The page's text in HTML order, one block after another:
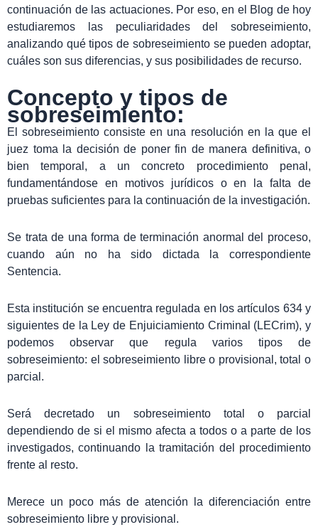
continuación de las actuaciones. Por eso, en el Blog de hoy
estudiaremos las peculiaridades del sobreseimiento,
analizando qué tipos de sobreseimiento se pueden adoptar,
cuáles son sus diferencias, y sus posibilidades de recurso.
Concepto y tipos de
sobreseimiento:
El sobreseimiento consiste en una resolución en la que el
juez toma la decisión de poner fin de manera definitiva, o
bien temporal, a un concreto procedimiento penal,
fundamentándose en motivos jurídicos o en la falta de
pruebas suficientes para la continuación de la investigación.
Se trata de una forma de terminación anormal del proceso,
cuando aún no ha sido dictada la correspondiente
Sentencia.
Esta institución se encuentra regulada en los artículos 634 y
siguientes de la Ley de Enjuiciamiento Criminal (LECrim), y
podemos observar que regula varios tipos de
sobreseimiento: el sobreseimiento libre o provisional, total o
parcial.
Será decretado un sobreseimiento total o parcial
dependiendo de si el mismo afecta a todos o a parte de los
investigados, continuando la tramitación del procedimiento
frente al resto.
Merece un poco más de atención la diferenciación entre
sobreseimiento libre y provisional.